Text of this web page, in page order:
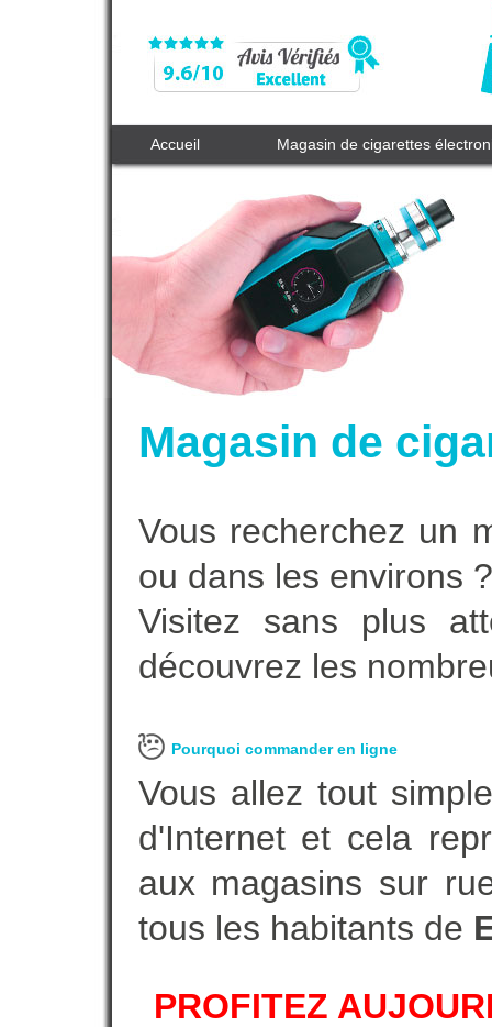
Accueil Magasin de cigarettes
Magasin de
Vous recherchez un
ou dans les environs ?
Visitez sans plus
découvrez les
Pourquoi commander en ligne
Vous allez tout
d'Internet et cela
aux magasins sur
tous les habitants de
PROFITEZ